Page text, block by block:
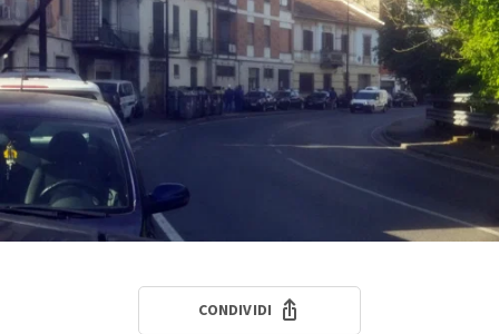
CONDIVIDI